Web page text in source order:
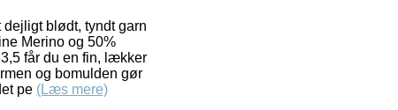
dejligt blødt, tyndt garn
Merino og 50%
får du en fin, lækker
og bomulden gør
pe (Læs mere)